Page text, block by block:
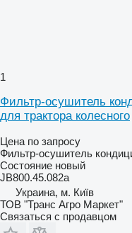
1
Фильтр-осушитель
для трактора колесного
Цена по запросу
Фильтр-осушитель
Состояние новый
JB800.45.082a
Украина, м. Київ
ТОВ "Транс Агро Маркет"
Связаться с продавцом